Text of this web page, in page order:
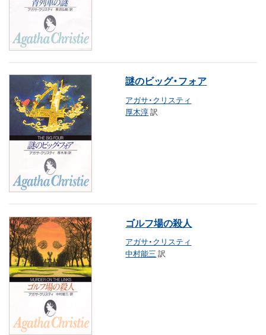
謎のビッグ・フォア
アガサ・クリスティ
厚木淳訳
ゴルフ場の殺人
アガサ・クリスティ
中村能三 訳